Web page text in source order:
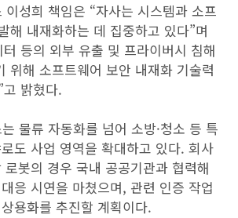
이성희 책임은 “자사는 시스템과 소프
해 내재화하는 데 집중하고 있다”며
등의 외부 유출 및 프라이버시 침해
위해 소프트웨어 보안 내재화 기술력
밝혔다.
물류 자동화를 넘어 소방·청소 등 특
도 사업 영역을 확대하고 있다. 회사
봇의 경우 국내 공공기관과 협력해
응 시연을 마쳤으며, 관련 인증 작업
용화를 추진할 계획이다.